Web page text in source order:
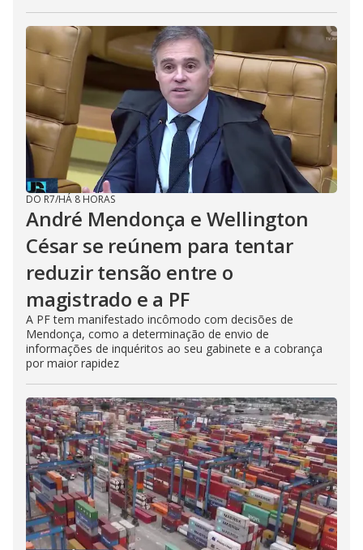
DO R7/HÁ 8 HORAS
André Mendonça e Wellington
César se reúnem para tentar
reduzir tensão entre o
magistrado e a PF
A PF tem manifestado incômodo com decisões de
Mendonça, como a determinação de envio de
informações de inquéritos ao seu gabinete e a cobrança
por maior rapidez